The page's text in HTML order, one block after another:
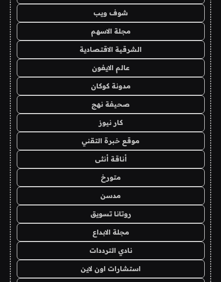
شوف ويب
مجلة الاسهم
الشرقية الاقتصادية
عالم الايفون
مدونة كوكان
صحيفة نهج
كار نيوز
موقع خبرة التقني
أناقة أنثى
متورخ
مدسن
روتانا تسويق
مجلة الابداع
نادي الترددات
استشارات اون لاين